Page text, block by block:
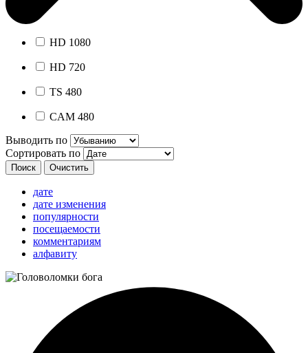
HD 1080
HD 720
TS 480
CAM 480
Выводить по
Сортировать по
дате
дате изменения
популярности
посещаемости
комментариям
алфавиту